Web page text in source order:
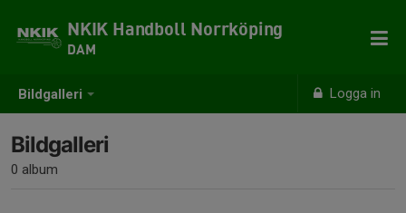
Bildgalleri Logga in
NKIK Handboll Norrköping
DAM
Bildgalleri
0 album